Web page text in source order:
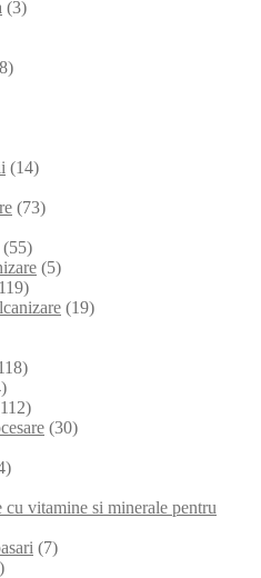
(3)
(14)
(73)
(55)
(5)
(19)
(30)
vitamine si minerale pentru
(7)